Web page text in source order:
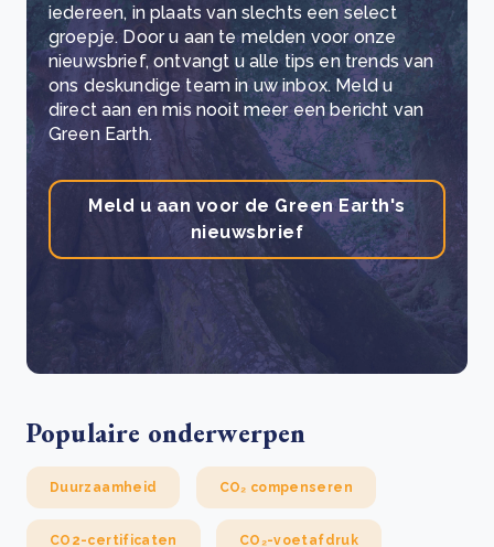
iedereen, in plaats van slechts een select
groepje. Door u aan te melden voor onze
nieuwsbrief, ontvangt u alle tips en trends van
ons deskundige team in uw inbox. Meld u
direct aan en mis nooit meer een bericht van
Green Earth.
Meld u aan voor de Green Earth's
nieuwsbrief
Populaire onderwerpen
Duurzaamheid CO₂ compenseren
CO2-certificaten CO₂-voetafdruk